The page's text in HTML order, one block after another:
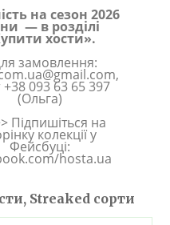
на сезон 2026
— в розділі
хости».
замовлення:
093 63 65 397
(Ольга)
Підпишіться на
колекції у
Фейсбуці:
hosta.ua
Streaked сорти